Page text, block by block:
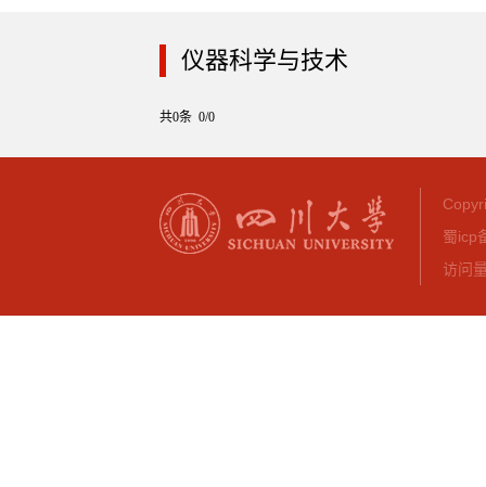
仪器科学与技术
共0条 0/0
蜀icp
访问